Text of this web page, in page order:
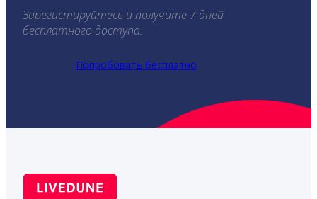
Зарегистируйтесь и получите 7 дней
бесплатного доступа.
Попробовать бесплатно